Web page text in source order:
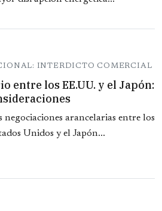
INTERDICTO COMERCIAL
entre los EE.UU. y el Japón:
negociaciones arancelarias entre los
Unidos y el Japón...